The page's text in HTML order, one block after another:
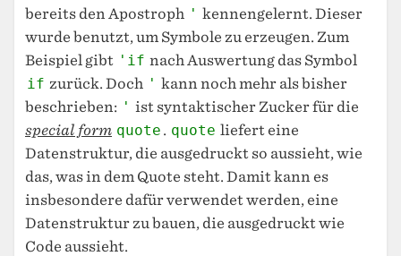
bereits den Apostroph ' kennengelernt. Dieser
wurde benutzt, um Symbole zu erzeugen. Zum
Beispiel gibt 'if nach Auswertung das Symbol
if zurück. Doch ' kann noch mehr als bisher
beschrieben: ' ist syntaktischer Zucker für die
special form quote . quote liefert eine
Datenstruktur, die ausgedruckt so aussieht, wie
das, was in dem Quote steht. Damit kann es
insbesondere dafür verwendet werden, eine
Datenstruktur zu bauen, die ausgedruckt wie
Code aussieht.